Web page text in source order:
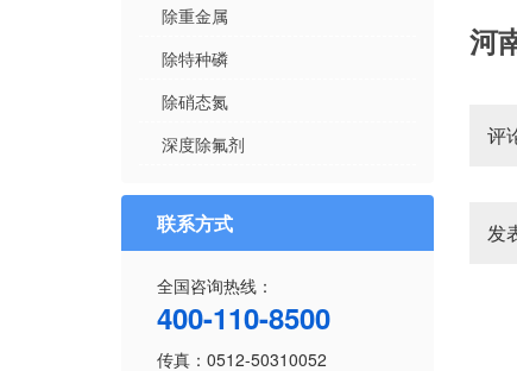
河
评
发
除重金属
除特种磷
除硝态氮
深度除氟剂
联系方式
全国咨询热线：
400-110-8500
传真：0512-50310052